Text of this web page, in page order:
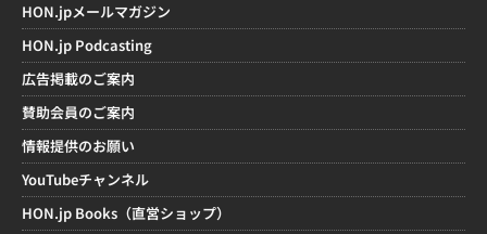
HON.jpメールマガジン
HON.jp Podcasting
広告掲載のご案内
賛助会員のご案内
情報提供のお願い
YouTubeチャンネル
HON.jp Books（直営ショップ）